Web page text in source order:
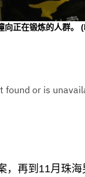
正在锻炼的人群。
，再到11月珠